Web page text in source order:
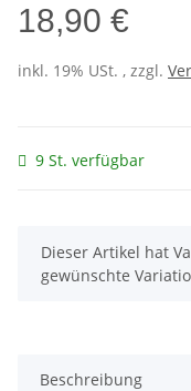
18,90 €
inkl. 19% USt. , zzgl.
9 St. verfügbar
x
Dieser Artikel hat
gewünschte
Beschreibung